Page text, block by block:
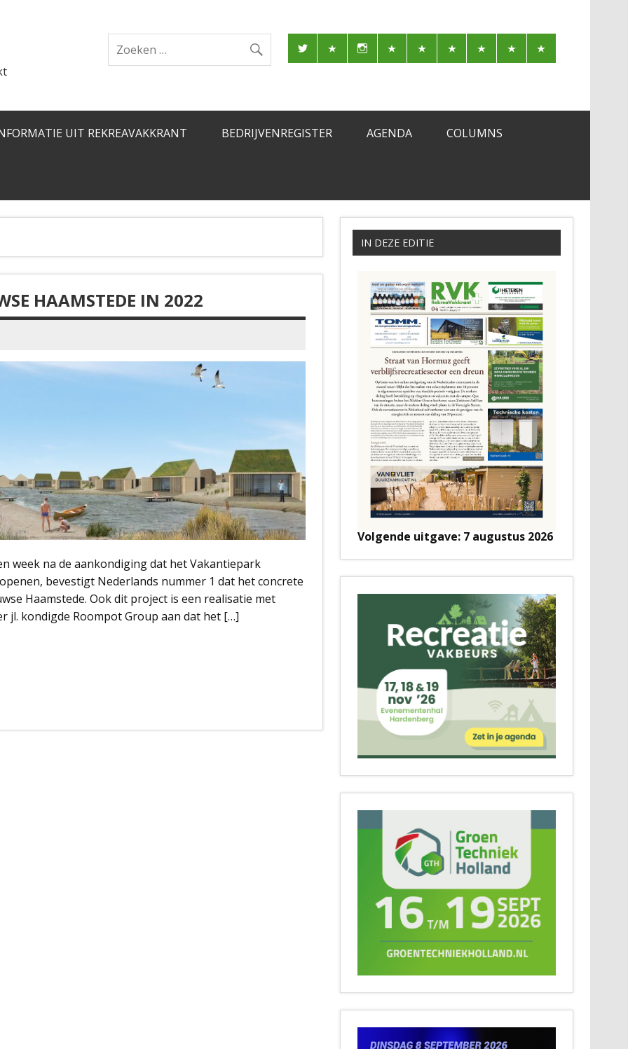
UIT REKREAVAKKRANT BEDRIJVENREGISTER AGENDA COLUMNS
HAAMSTEDE IN 2022
week na de aankondiging dat het Vakantiepark
bevestigt Nederlands nummer 1 dat het concrete
Haamstede. Ook dit project is een realisatie met
jl. kondigde Roompot Group aan dat het […]
IN DEZE EDITIE
Volgende uitgave: 7 augustus 2026